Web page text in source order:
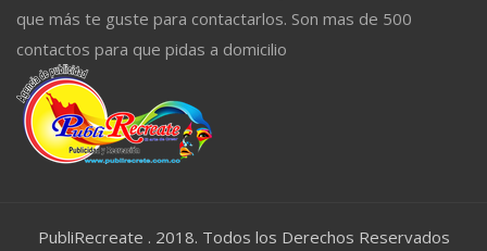
que más te guste para contactarlos. Son mas de 500
contactos para que pidas a domicilio
PubliRecreate . 2018. Todos los Derechos Reservados